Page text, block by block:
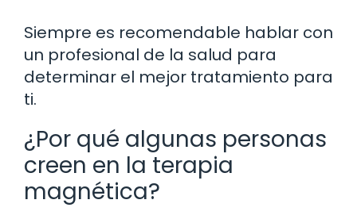
Siempre es recomendable hablar con
un profesional de la salud para
determinar el mejor tratamiento para
ti.
¿Por qué algunas personas
creen en la terapia
magnética?